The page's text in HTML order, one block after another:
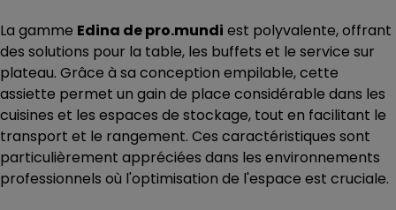
La gamme Edina de pro.mundi est polyvalente, offrant
des solutions pour la table, les buffets et le service sur
plateau. Grâce à sa conception empilable, cette
assiette permet un gain de place considérable dans les
cuisines et les espaces de stockage, tout en facilitant le
transport et le rangement. Ces caractéristiques sont
particulièrement appréciées dans les environnements
professionnels où l'optimisation de l'espace est cruciale.